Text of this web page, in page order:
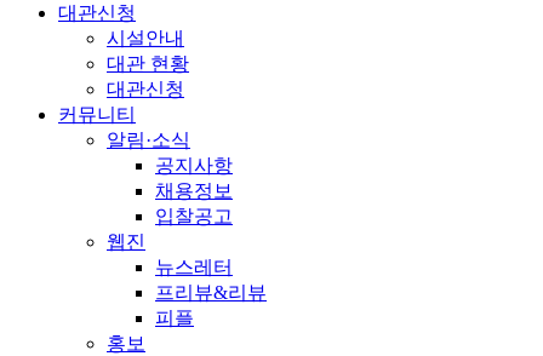
대관신청
시설안내
대관 현황
대관신청
커뮤니티
알림·소식
공지사항
채용정보
입찰공고
웹진
뉴스레터
프리뷰&리뷰
피플
홍보